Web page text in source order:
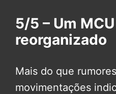
5/5 – Um
reorganizado
Mais do que
movimentações